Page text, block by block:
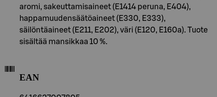
aromi, sakeuttamisaineet (E1414 peruna, E404),
happamuudensäätöaineet (E330, E333),
säilöntäaineet (E211, E202), väri (E120, E160a). Tuote
sisältää mansikkaa 10 %.
EAN